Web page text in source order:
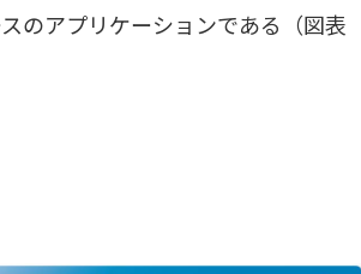
のアプリケーションである（図表